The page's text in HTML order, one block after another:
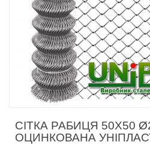
СІТКА РАБИЦЯ 50Х50
ОЦИНКОВАНА